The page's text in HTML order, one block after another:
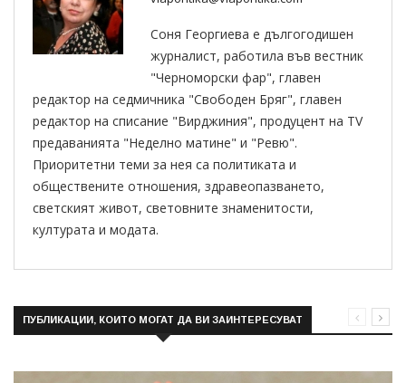
Соня Георгиева е дългогодишен
журналист, работила във вестник
"Черноморски фар", главен
редактор на седмичника "Свободен Бряг", главен
редактор на списание "Вирджиния", продуцент на TV
предаванията "Неделно матине" и "Ревю".
Приоритетни теми за нея са политиката и
обществените отношения, здравеопазването,
светският живот, световните знаменитости,
културата и модата.
ПУБЛИКАЦИИ, КОИТО МОГАТ ДА ВИ ЗАИНТЕРЕСУВАТ